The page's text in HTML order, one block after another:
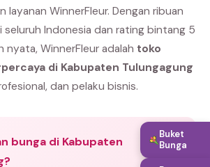
layanan WinnerFleur. Dengan ribuan
seluruh Indonesia dan rating bintang 5
nyata, WinnerFleur adalah toko
di Kabupaten Tulungagung
dan pelaku bisnis.
bunga di Kabupaten
Buket
Bunga